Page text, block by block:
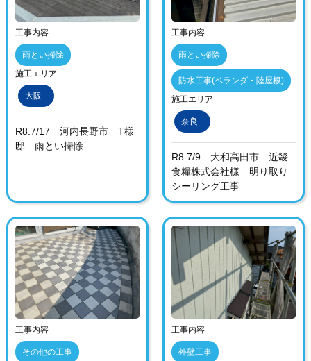
工事内容
雨とい掃除
施工エリア
大阪
R8.7/17 河内長野市 T様
邸 雨とい掃除
工事内容
雨とい掃除
防水工事(ベランダ・陸屋根)
施工エリア
奈良
R8.7/9 大和高田市 近畿
食糧株式会社様 明り取り
シーリング工事
工事内容
その他の工事
工事内容
外壁工事